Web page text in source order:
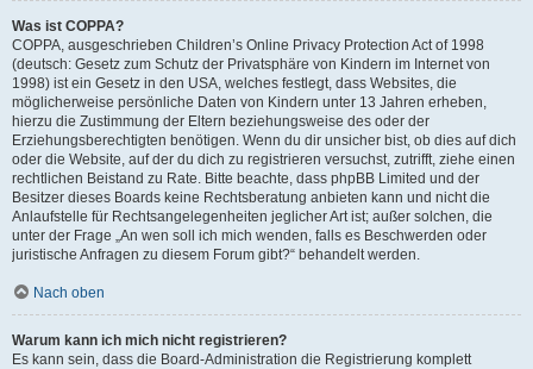
Was ist COPPA?
COPPA, ausgeschrieben Children’s Online Privacy Protection Act of 1998
(deutsch: Gesetz zum Schutz der Privatsphäre von Kindern im Internet von
1998) ist ein Gesetz in den USA, welches festlegt, dass Websites, die
möglicherweise persönliche Daten von Kindern unter 13 Jahren erheben,
hierzu die Zustimmung der Eltern beziehungsweise des oder der
Erziehungsberechtigten benötigen. Wenn du dir unsicher bist, ob dies auf dich
oder die Website, auf der du dich zu registrieren versuchst, zutrifft, ziehe einen
rechtlichen Beistand zu Rate. Bitte beachte, dass phpBB Limited und der
Besitzer dieses Boards keine Rechtsberatung anbieten kann und nicht die
Anlaufstelle für Rechtsangelegenheiten jeglicher Art ist; außer solchen, die
unter der Frage „An wen soll ich mich wenden, falls es Beschwerden oder
juristische Anfragen zu diesem Forum gibt?“ behandelt werden.
Nach oben
Warum kann ich mich nicht registrieren?
Es kann sein, dass die Board-Administration die Registrierung komplett